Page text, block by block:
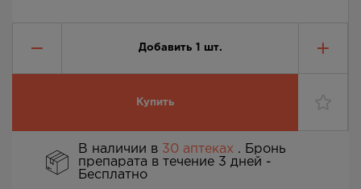
Добавить 1 шт.
Купить
В наличии в 30 аптеках . Бронь
препарата в течение 3 дней -
Бесплатно